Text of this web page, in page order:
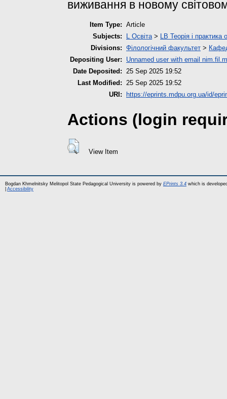
виживання в новому
Item Type: Article
Subjects:
L Освіта> LB Теорія і практика
Divisions: Філологічний факультет >
Depositing User:
Unnamed user with email
Date Deposited: 25 Sep 2025 19:52
Last Modified: 25 Sep 2025 19:52
URI:
https://eprints.mdpu.org.ua/id/
Actions (login
View Item
Bogdan Khmelnitsky Melitopol State Pedagogical University is powered by EPrints 3.4 which is
Accessibility